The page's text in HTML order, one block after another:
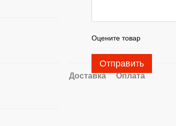
Оцените товар
Отправить
Доставка Оплата